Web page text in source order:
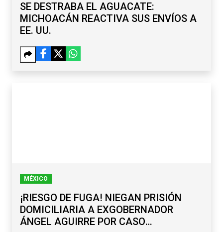
SE DESTRABA EL AGUACATE:
MICHOACÁN REACTIVA SUS ENVÍOS A
EE. UU.
MÉXICO
¡RIESGO DE FUGA! NIEGAN PRISIÓN
DOMICILIARIA A EXGOBERNADOR
ÁNGEL AGUIRRE POR CASO